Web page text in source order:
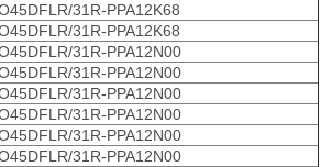
31R-PPA12K68
31R-PPA12K68
31R-PPA12N00
31R-PPA12N00
31R-PPA12N00
31R-PPA12N00
31R-PPA12N00
31R-PPA12N00